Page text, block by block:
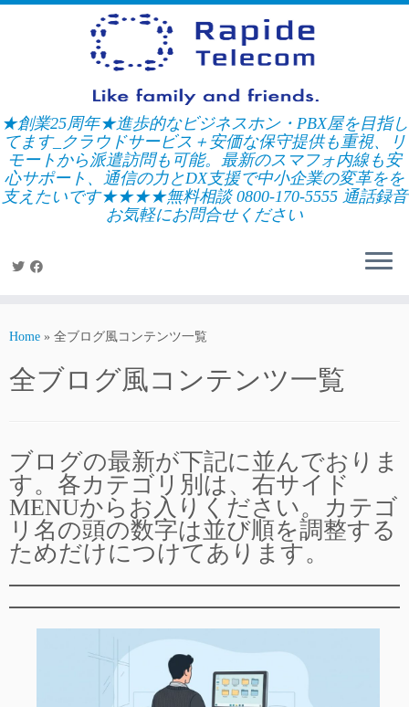
Skip
★創業25周年★進歩的なビジネスホン・PBX屋を目指し
てます_クラウドサービス＋安価な保守提供も重視、リ
モートから派遣訪問も可能。最新のスマフォ内線も安
心サポート、通信の力とDX支援で中小企業の変革をを
支えたいです★★★★無料相談 0800-170-5555 通話録音
お気軽にお問合せください
Home » 全ブログ風コンテンツ一覧
全ブログ風コンテンツ一覧
ブログの最新が下記に並んでおりま
す。各カテゴリ別は、右サイド
MENUからお入りください。カテゴ
リ名の頭の数字は並び順を調整する
ためだけにつけてあります。